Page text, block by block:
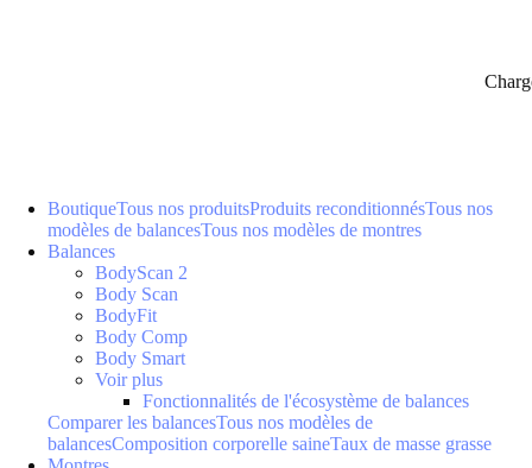
BoutiqueTous nos produitsProduits reconditionnésTous nos
modèles de balancesTous nos modèles de montres
Balances
BodyScan 2
Body Scan
BodyFit
Body Comp
Body Smart
Voir plus
Fonctionnalités de l'écosystème de balances
Comparer les balancesTous nos modèles de
balancesComposition corporelle saineTaux de masse grasse